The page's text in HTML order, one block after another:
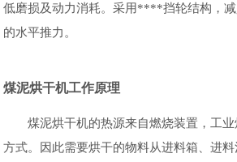
低磨损及动力消耗。采用****挡轮结构，
的水平推力。
煤泥烘干机工作原理
煤泥烘干机的热源来自燃烧装置，工业
方式。因此需要烘干的物料从进料箱、进